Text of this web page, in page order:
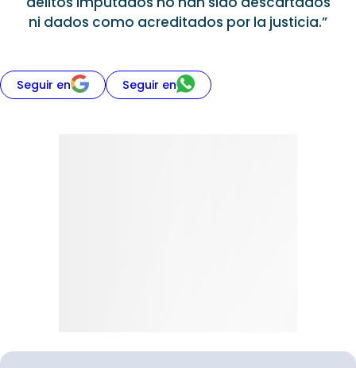
ni dados como acreditados por la justicia.”
Seguir en Seguir en